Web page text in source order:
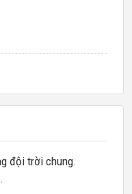
đội trời chung.